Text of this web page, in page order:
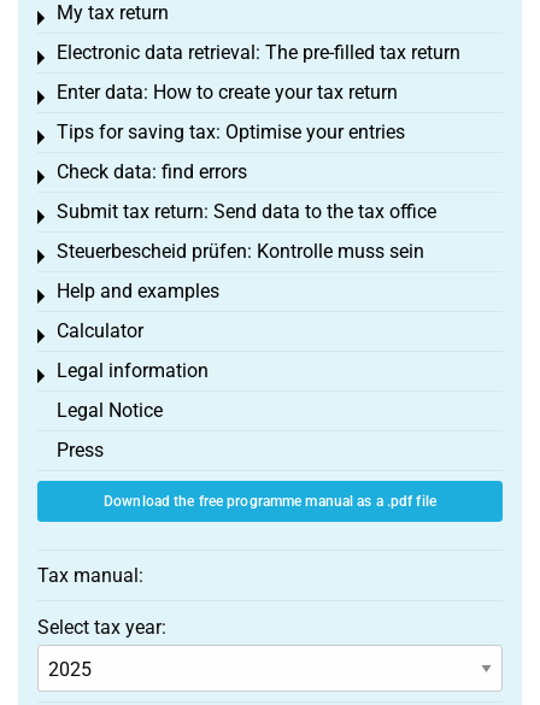
My tax return
Toggle menu
Electronic data retrieval: The pre-filled tax return
Toggle menu
Enter data: How to create your tax return
Toggle menu
Tips for saving tax: Optimise your entries
Toggle menu
Check data: find errors
Toggle menu
Submit tax return: Send data to the tax office
Toggle menu
Steuerbescheid prüfen: Kontrolle muss sein
Toggle menu
Help and examples
Toggle menu
Calculator
Toggle menu
Legal information
Toggle menu
Legal Notice
Press
Download the free programme manual as a .pdf file
Tax manual:
Select tax year: